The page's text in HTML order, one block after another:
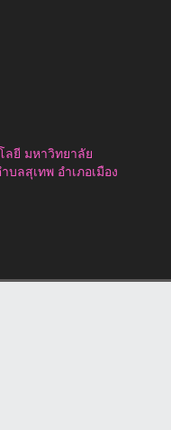
ยี มหาวิทยาลัย
ลสุเทพ อำเภอเมือง